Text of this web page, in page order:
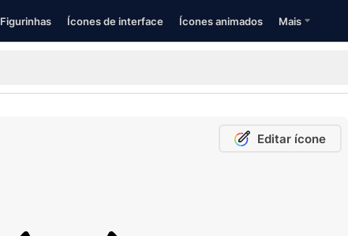
Figurinhas Ícones de interface Ícones animados Mais
Editar ícone